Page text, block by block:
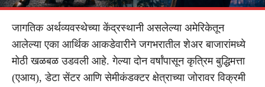
जागतिक अर्थव्यवस्थेच्या केंद्रस्थानी असलेल्या अमेरिकेतून
आलेल्या एका आर्थिक आकडेवारीने जगभरातील शेअर बाजारांमध्ये
मोठी खळबळ उडवली आहे. गेल्या दोन वर्षांपासून कृत्रिम बुद्धिमत्ता
(एआय), डेटा सेंटर आणि सेमीकंडक्टर क्षेत्राच्या जोरावर विक्रमी